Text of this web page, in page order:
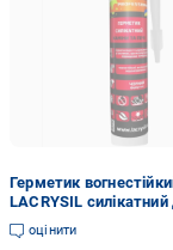
Герметик
LACRYSIL силікатний
камінів та печі 550 мл
(2285255215)
оцінити